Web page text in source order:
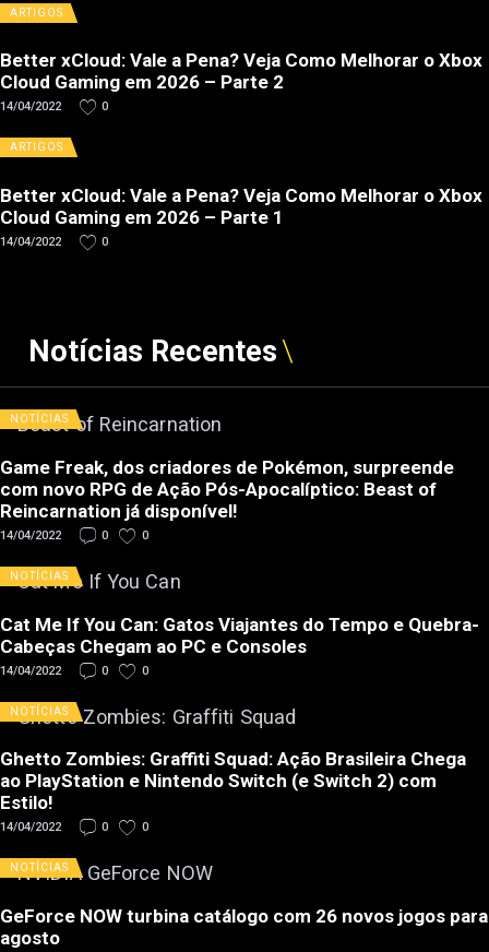
ARTIGOS
Better xCloud: Vale a Pena? Veja Como Melhorar o Xbox
Cloud Gaming em 2026 – Parte 2
14/04/2022 0
ARTIGOS
Better xCloud: Vale a Pena? Veja Como Melhorar o Xbox
Cloud Gaming em 2026 – Parte 1
14/04/2022 0
Notícias Recentes
NOTÍCIAS
Game Freak, dos criadores de Pokémon, surpreende
com novo RPG de Ação Pós-Apocalíptico: Beast of
Reincarnation já disponível!
14/04/2022 0 0
NOTÍCIAS
Cat Me If You Can: Gatos Viajantes do Tempo e Quebra-
Cabeças Chegam ao PC e Consoles
14/04/2022 0 0
NOTÍCIAS
Ghetto Zombies: Graffiti Squad: Ação Brasileira Chega
ao PlayStation e Nintendo Switch (e Switch 2) com
Estilo!
14/04/2022 0 0
NOTÍCIAS
GeForce NOW turbina catálogo com 26 novos jogos para
agosto